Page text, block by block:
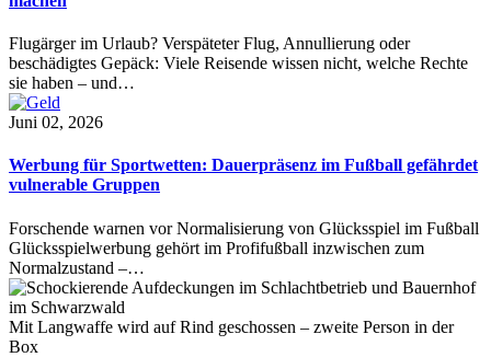
Flugärger im Urlaub? Verspäteter Flug, Annullierung oder
beschädigtes Gepäck: Viele Reisende wissen nicht, welche Rechte
sie haben – und…
Juni 02, 2026
Werbung für Sportwetten: Dauerpräsenz im Fußball gefährdet
vulnerable Gruppen
Forschende warnen vor Normalisierung von Glücksspiel im Fußball
Glücksspielwerbung gehört im Profifußball inzwischen zum
Normalzustand –…
Mit Langwaffe wird auf Rind geschossen – zweite Person in der
Box